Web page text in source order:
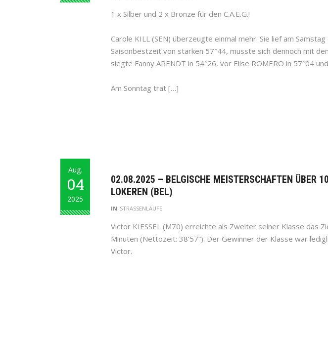
1 x Silber und 2 x Bronze für den C.A.E.G.!
Carole KILL (SEN) überzeugte einmal mehr. Sie lief am
Saisonbestzeit von starken 57″44, musste sich dennoch mit
siegte Fanny ARENDT in 54″26, vor Elise ROMERO in 57″04 und
Am Sonntag trat […]
Aug.
04
2025
02.08.2025 – BELGISCHE MEISTERSCHAFTEN ÜBER
LOKEREN (BEL)
IN STRASSENLÄUFE
Victor KIESSEL (M70) erreichte als Zweiter seiner Klasse das
Minuten (Nettozeit: 38’57“). Der Gewinner der Klasse war
Victor.